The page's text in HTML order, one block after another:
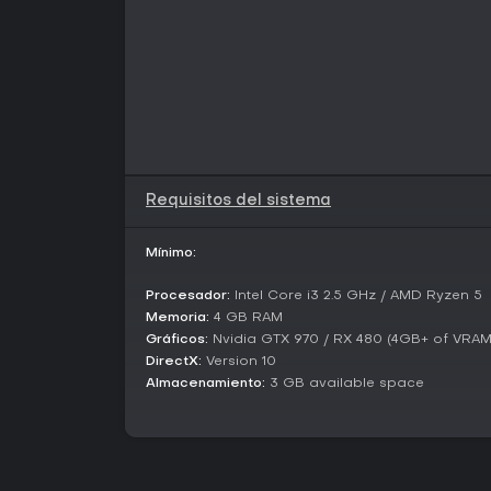
Requisitos del sistema
Mínimo:
Procesador: Intel Core i3 2.5 GHz / AMD Ryzen 5
Memoria: 4 GB RAM
Gráficos: Nvidia GTX 970 / RX 480 (4GB+ of
DirectX: Version 10
Almacenamiento: 3 GB available space